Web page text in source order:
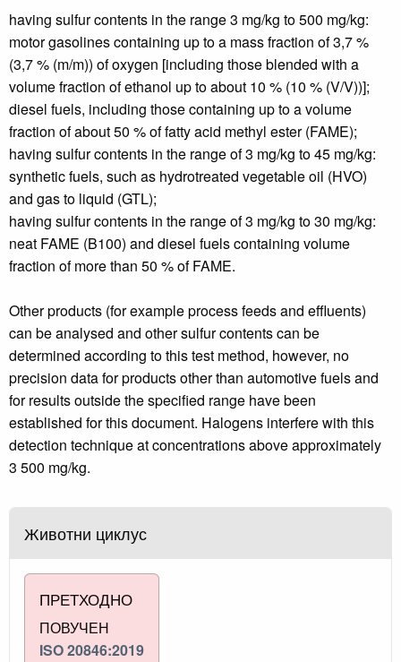
having sulfur contents in the range 3 mg/kg to 500 mg/kg:
motor gasolines containing up to a mass fraction of 3,7 %
(3,7 % (m/m)) of oxygen [including those blended with a
volume fraction of ethanol up to about 10 % (10 % (V/V))];
diesel fuels, including those containing up to a volume
fraction of about 50 % of fatty acid methyl ester (FAME);
having sulfur contents in the range of 3 mg/kg to 45 mg/kg:
synthetic fuels, such as hydrotreated vegetable oil (HVO)
and gas to liquid (GTL);
having sulfur contents in the range of 3 mg/kg to 30 mg/kg:
neat FAME (B100) and diesel fuels containing volume
fraction of more than 50 % of FAME.
Other products (for example process feeds and effluents)
can be analysed and other sulfur contents can be
determined according to this test method, however, no
precision data for products other than automotive fuels and
for results outside the specified range have been
established for this document. Halogens interfere with this
detection technique at concentrations above approximately
3 500 mg/kg.
Животни циклус
ПРЕТХОДНО
ПОВУЧЕН
ISO 20846:2019